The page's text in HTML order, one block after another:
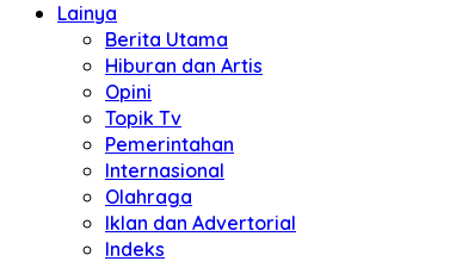
Lainya
Berita Utama
Hiburan dan Artis
Opini
Topik Tv
Pemerintahan
Internasional
Olahraga
Iklan dan Advertorial
Indeks